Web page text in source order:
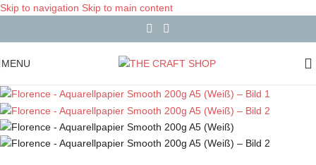
Skip to navigation Skip to main content
MENU